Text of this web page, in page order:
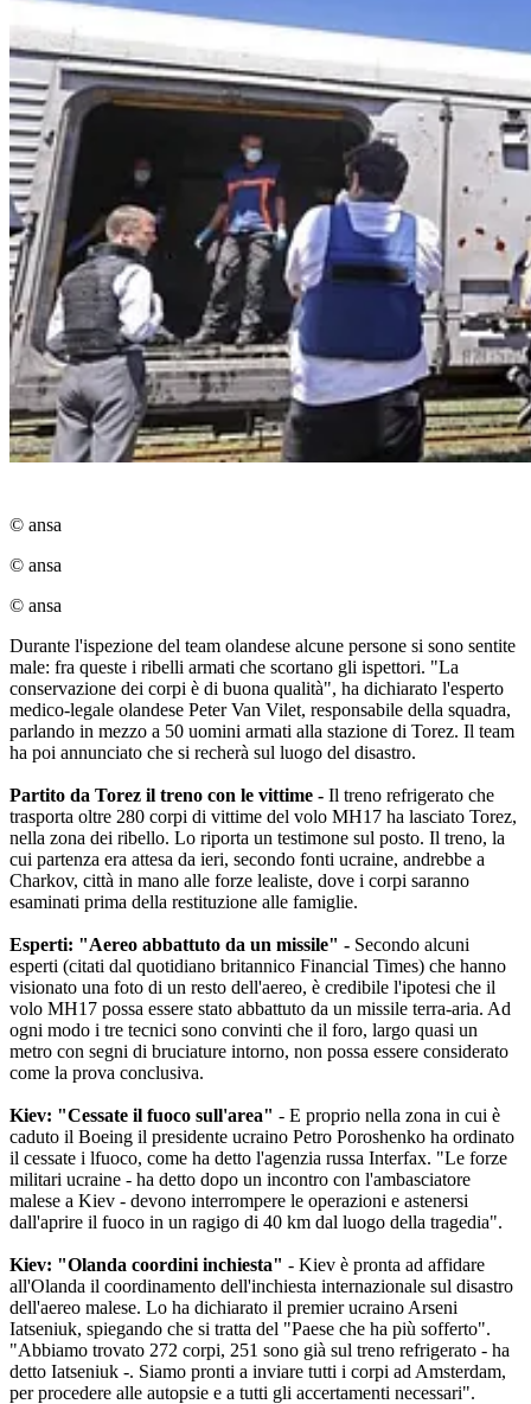
© ansa
© ansa
© ansa
Durante l'ispezione del team olandese alcune persone si sono sentite
male: fra queste i ribelli armati che scortano gli ispettori. "La
conservazione dei corpi è di buona qualità", ha dichiarato l'esperto
medico-legale olandese Peter Van Vilet, responsabile della squadra,
parlando in mezzo a 50 uomini armati alla stazione di Torez. Il team
ha poi annunciato che si recherà sul luogo del disastro.
Partito da Torez il treno con le vittime - Il treno refrigerato che
trasporta oltre 280 corpi di vittime del volo MH17 ha lasciato Torez,
nella zona dei ribello. Lo riporta un testimone sul posto. Il treno, la
cui partenza era attesa da ieri, secondo fonti ucraine, andrebbe a
Charkov, città in mano alle forze lealiste, dove i corpi saranno
esaminati prima della restituzione alle famiglie.
Esperti: "Aereo abbattuto da un missile" - Secondo alcuni
esperti (citati dal quotidiano britannico Financial Times) che hanno
visionato una foto di un resto dell'aereo, è credibile l'ipotesi che il
volo MH17 possa essere stato abbattuto da un missile terra-aria. Ad
ogni modo i tre tecnici sono convinti che il foro, largo quasi un
metro con segni di bruciature intorno, non possa essere considerato
come la prova conclusiva.
Kiev: "Cessate il fuoco sull'area" - E proprio nella zona in cui è
caduto il Boeing il presidente ucraino Petro Poroshenko ha ordinato
il cessate i lfuoco, come ha detto l'agenzia russa Interfax. "Le forze
militari ucraine - ha detto dopo un incontro con l'ambasciatore
malese a Kiev - devono interrompere le operazioni e astenersi
dall'aprire il fuoco in un ragigo di 40 km dal luogo della tragedia".
Kiev: "Olanda coordini inchiesta" - Kiev è pronta ad affidare
all'Olanda il coordinamento dell'inchiesta internazionale sul disastro
dell'aereo malese. Lo ha dichiarato il premier ucraino Arseni
Iatseniuk, spiegando che si tratta del "Paese che ha più sofferto".
"Abbiamo trovato 272 corpi, 251 sono già sul treno refrigerato - ha
detto Iatseniuk -. Siamo pronti a inviare tutti i corpi ad Amsterdam,
per procedere alle autopsie e a tutti gli accertamenti necessari".